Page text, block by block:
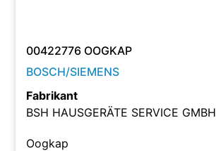
00422776 OOGKAP
BOSCH/SIEMENS
Fabrikant
BSH HAUSGERÄTE SERVICE GMBH
Oogkap